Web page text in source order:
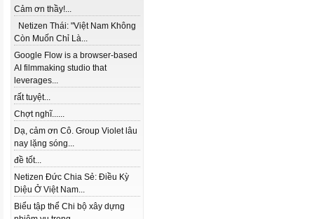
Cảm ơn thầy!...
Netizen Thái: "Việt Nam Không
Còn Muốn Chỉ Là...
Google Flow is a browser-based
AI filmmaking studio that
leverages...
rất tuyệt...
Chợt nghĩ......
Dạ, cảm ơn Cô. Group Violet lâu
nay lặng sóng...
đề tốt...
Netizen Đức Chia Sẻ: Điều Kỳ
Diệu Ở Việt Nam...
Biểu tập thể Chi bộ xây dựng